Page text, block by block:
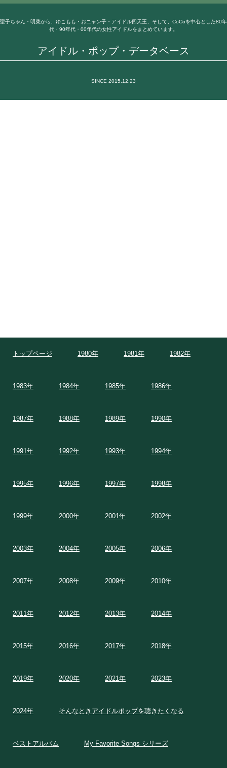
アイドル・ポップ・データベース
聖子ちゃん・明菜から、ゆこもも・おニャン子・アイドル四天王、そして、CoCoを中心とした80年
代・90年代・00年代の女性アイドルをまとめています。
SINCE 2015.12.23
トップページ 1980年 1981年 1982年
1983年 1984年 1985年 1986年
1987年 1988年 1989年 1990年
1991年 1992年 1993年 1994年
1995年 1996年 1997年 1998年
1999年 2000年 2001年 2002年
2003年 2004年 2005年 2006年
2007年 2008年 2009年 2010年
2011年 2012年 2013年 2014年
2015年 2016年 2017年 2018年
2019年 2020年 2021年 2023年
2024年 そんなときアイドルポップを聴きたくなる
ベストアルバム My Favorite Songs シリーズ